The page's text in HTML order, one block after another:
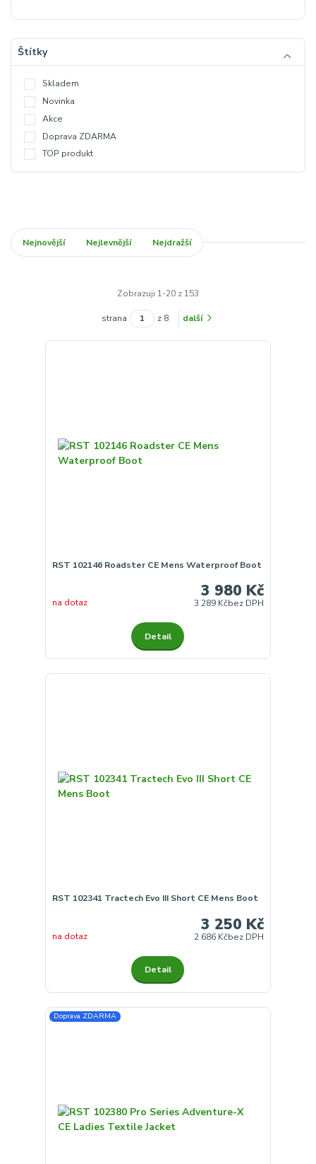
Štítky
Skladem
Novinka
Akce
Doprava ZDARMA
TOP produkt
Nejnovější Nejlevnější Nejdražší
Zobrazuji 1-20 z 153
strana z 8 další
RST 102146 Roadster CE Mens Waterproof Boot
3 980 Kč
3 289 Kčbez DPH
na dotaz
Detail
RST 102341 Tractech Evo III Short CE Mens Boot
3 250 Kč
2 686 Kčbez DPH
na dotaz
Detail
Doprava ZDARMA